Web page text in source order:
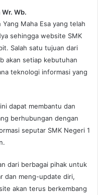
Wb.
Maha Esa yang telah
sehingga website SMK
Salah satu tujuan dari
akan setiap kebutuhan
teknologi informasi yang
dapat membantu dan
berhubungan dengan
seputar SMK Negeri 1
dari berbagai pihak untuk
dan meng-update diri,
akan terus berkembang